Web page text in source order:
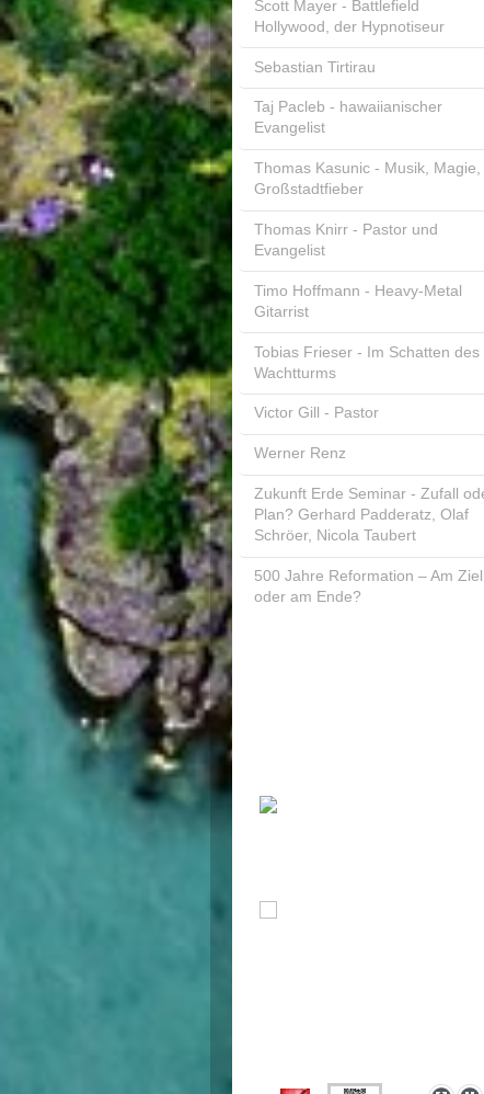
Scott Mayer - Battlefield
Hollywood, der Hypnotiseur
Sebastian Tirtirau
Taj Pacleb - hawaiianischer
Evangelist
Thomas Kasunic - Musik, Magie,
Großstadtfieber
Thomas Knirr - Pastor und
Evangelist
Timo Hoffmann - Heavy-Metal
Gitarrist
Tobias Frieser - Im Schatten des
Wachtturms
Victor Gill - Pastor
Werner Renz
Zukunft Erde Seminar - Zufall
Plan? Gerhard Padderatz, Olaf
Schröer, Nicola Taubert
500 Jahre Reformation – Am Ziel
oder am Ende?